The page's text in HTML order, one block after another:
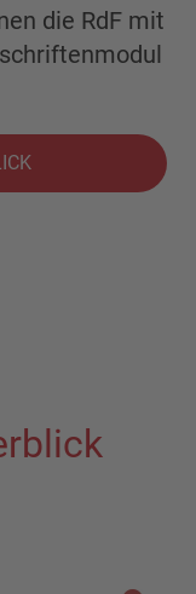
die RdF mit